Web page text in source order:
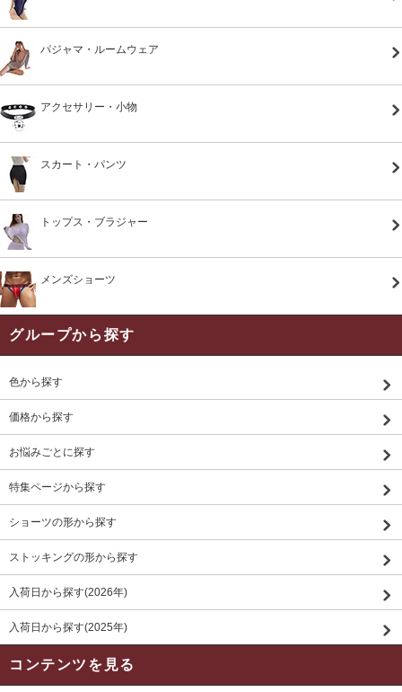
パジャマ・ルームウェア
アクセサリー・小物
スカート・パンツ
トップス・ブラジャー
メンズショーツ
グループから探す
色から探す
価格から探す
お悩みごとに探す
特集ページから探す
ショーツの形から探す
ストッキングの形から探す
入荷日から探す(2026年)
入荷日から探す(2025年)
コンテンツを見る